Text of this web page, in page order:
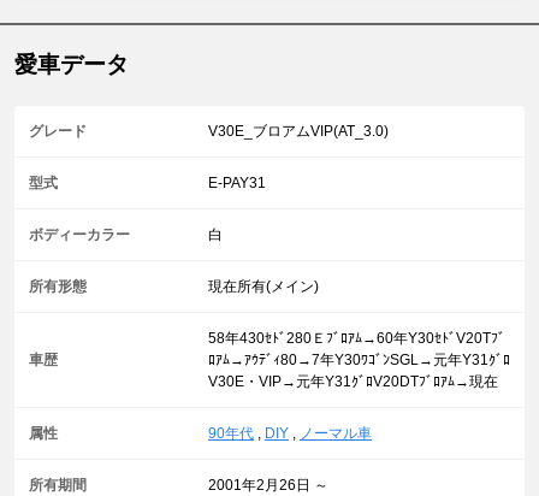
愛車データ
グレード V30E_ブロアムVIP(AT_3.0)
型式 E-PAY31
ボディーカラー 白
所有形態 現在所有(メイン)
車歴
58年430ｾﾄﾞ280Ｅﾌﾞﾛｱﾑ→60年Y30ｾﾄﾞV20Tﾌﾞ
ﾛｱﾑ→ｱｳﾃﾞｨ80→7年Y30ﾜｺﾞﾝSGL→元年Y31ｸﾞﾛ
V30E・VIP→元年Y31ｸﾞﾛV20DTﾌﾞﾛｱﾑ→現在
属性 90年代 , DIY , ノーマル車
所有期間 2001年2月26日 ～